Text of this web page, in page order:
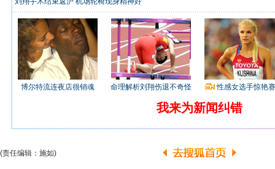
博尔特流连夜店很销魂 命理解析刘翔伤退不奇怪 性感女选手惊艳
我来为新闻纠错
(责任编辑：施如)